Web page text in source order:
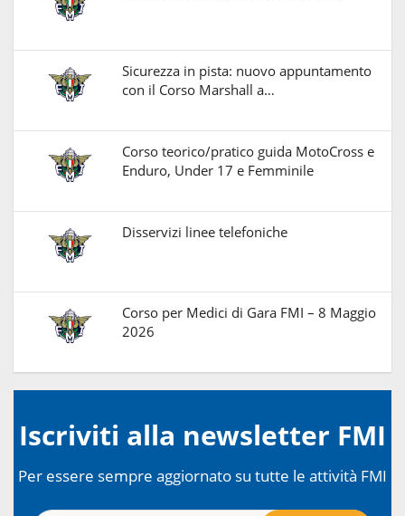
Sicurezza in pista: nuovo appuntamento
con il Corso Marshall a…
Corso teorico/pratico guida MotoCross e
Enduro, Under 17 e Femminile
Disservizi linee telefoniche
Corso per Medici di Gara FMI – 8 Maggio
2026
Iscriviti alla newsletter FMI
Per essere sempre aggiornato su tutte le attività FMI